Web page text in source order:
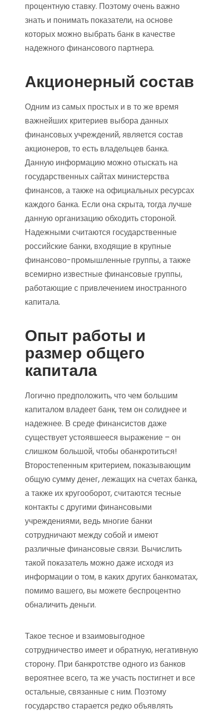
процентную ставку. Поэтому очень важно
знать и понимать показатели, на основе
которых можно выбрать банк в качестве
надежного финансового партнера.
Акционерный состав
Одним из самых простых и в то же время
важнейших критериев выбора данных
финансовых учреждений, является состав
акционеров, то есть владельцев банка.
Данную информацию можно отыскать на
государственных сайтах министерства
финансов, а также на официальных ресурсах
каждого банка. Если она скрыта, тогда лучше
данную организацию обходить стороной.
Надежными считаются государственные
российские банки, входящие в крупные
финансово-промышленные группы, а также
всемирно известные финансовые группы,
работающие с привлечением иностранного
капитала.
Опыт работы и
размер общего
капитала
Логично предположить, что чем большим
капиталом владеет банк, тем он солиднее и
надежнее. В среде финансистов даже
существует устоявшееся выражение – он
слишком большой, чтобы обанкротиться!
Второстепенным критерием, показывающим
общую сумму денег, лежащих на счетах банка,
а также их кругооборот, считаются тесные
контакты с другими финансовыми
учреждениями, ведь многие банки
сотрудничают между собой и имеют
различные финансовые связи. Вычислить
такой показатель можно даже исходя из
информации о том, в каких других банкоматах,
помимо вашего, вы можете беспроцентно
обналичить деньги.
Такое тесное и взаимовыгодное
сотрудничество имеет и обратную, негативную
сторону. При банкротстве одного из банков
вероятнее всего, та же участь постигнет и все
остальные, связанные с ним. Поэтому
государство старается редко объявлять